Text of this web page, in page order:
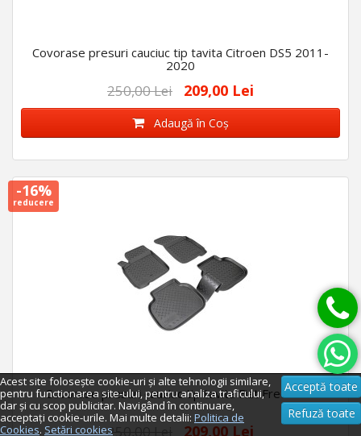
Covorase presuri cauciuc tip tavita Citroen DS5 2011-
2020
250,00 Lei 209,00 Lei
Adaugă în Coş
-16%
reducere
Covorase presuri cauciuc tip tavita Fiat Freemont
250,00 Lei 209,00 Lei
Acest site folosește cookie-uri și alte tehnologii similare,
pentru functionarea site-ului, pentru analiza traficului,
dar și cu scop publicitar. Navigând în continuare,
acceptați cookie-urile. Mai multe detalii: Politica de
Cookies. Setări cookies
Acceptă toate
Refuză toate